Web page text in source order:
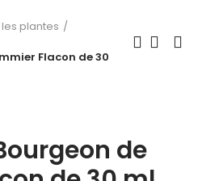
plantes
Flacon de 30
de